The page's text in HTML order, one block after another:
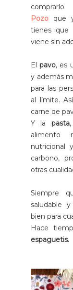
Pozo que
tienes que
viene sin
El pavo, es
y además
para las
al límite.
carne de
Y la pasta
alimento
nutricional
carbono,
otras
Siempre
saludable
bien para
Hace
espaguetis.